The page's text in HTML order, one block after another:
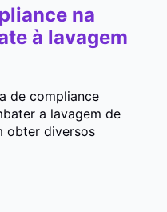
na
à lavagem
de compliance
a lavagem de
obter diversos